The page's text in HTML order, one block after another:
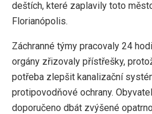
deštích, které zaplavily toto
Florianópolis.
Záchranné týmy pracovaly 24
orgány zřizovaly přístřešky,
potřeba zlepšit kanalizační
protipovodňové ochrany.
doporučeno dbát zvýšené